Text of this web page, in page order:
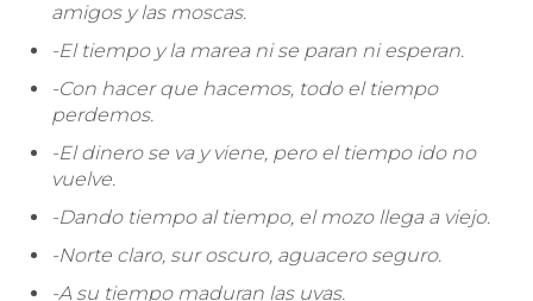
amigos y las moscas.
-El tiempo y la marea ni se paran ni esperan.
-Con hacer que hacemos, todo el tiempo
perdemos.
-El dinero se va y viene, pero el tiempo ido no
vuelve.
-Dando tiempo al tiempo, el mozo llega a viejo.
-Norte claro, sur oscuro, aguacero seguro.
-A su tiempo maduran las uvas.